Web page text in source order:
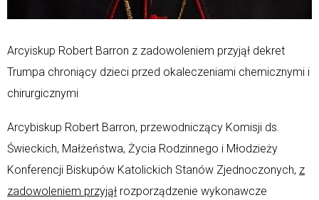
Arcyiskup Robert Barron z zadowoleniem przyjął dekret
Trumpa chroniący dzieci przed okaleczeniami chemicznymi i
chirurgicznymi
Arcybiskup Robert Barron, przewodniczący Komisji ds.
Świeckich, Małżeństwa, Życia Rodzinnego i Młodzieży
Konferencji Biskupów Katolickich Stanów Zjednoczonych, z
zadowoleniem przyjął rozporządzenie wykonawcze